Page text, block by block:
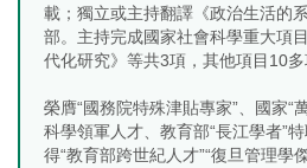
載；獨立或主持翻譯《政治生活的
部。主持完成國家社會科學重大項
代化研究》等共3項，其他項目10多
榮膺“國務院特殊津貼專家”、國家“
科學領軍人才、教育部“長江學者”
得“教育部跨世紀人才”“復旦管理學